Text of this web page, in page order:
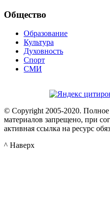
Общество
Образование
Культура
Духовность
Спорт
СМИ
© Copyright 2005-2020.
материалов запрещено, при
активная ссылка на ресурс
^ Наверх